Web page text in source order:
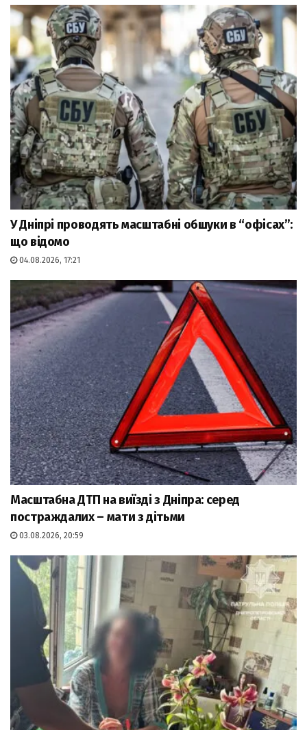
У Дніпрі проводять масштабні обшуки в “офісах”:
що відомо
04.08.2026, 17:21
Масштабна ДТП на виїзді з Дніпра: серед
постраждалих – мати з дітьми
03.08.2026, 20:59